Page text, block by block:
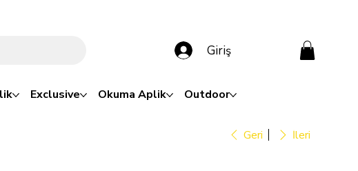
Giriş
Exclusive Okuma Aplik Outdoor
Geri İleri